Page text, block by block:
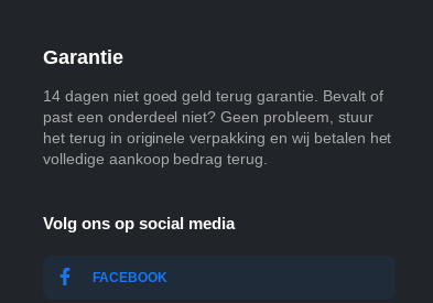
Garantie
14 dagen niet goed geld terug garantie. Bevalt of
past een onderdeel niet? Geen probleem, stuur
het terug in originele verpakking en wij betalen het
volledige aankoop bedrag terug.
Volg ons op social media
FACEBOOK